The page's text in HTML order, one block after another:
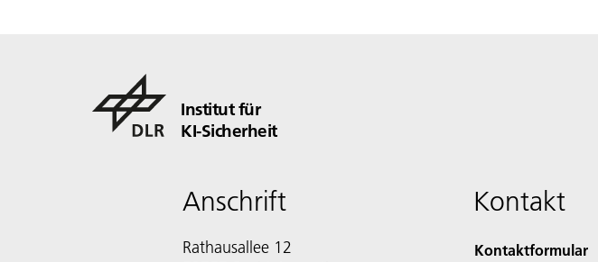
Institut für
KI-Sicherheit
Anschrift
Rathausallee 12
Kontakt
Kontaktformular